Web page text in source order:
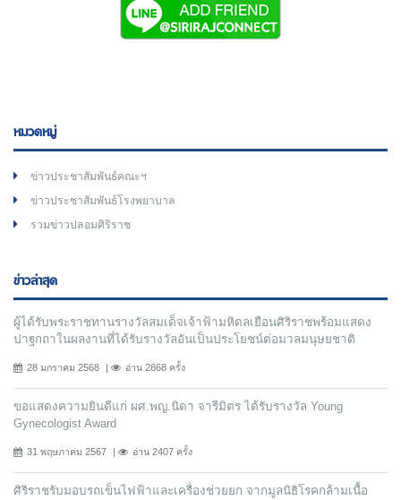
หมวดหมู่
ข่าวประชาสัมพันธ์คณะฯ
ข่าวประชาสัมพันธ์โรงพยาบาล
รวมข่าวปลอมศิริราช
ข่าวล่าสุด
ผู้ได้รับพระราชทานรางวัลสมเด็จเจ้าฟ้ามหิดลเยือนศิริราชพร้อมแสดง
ปาฐกถาในผลงานที่ได้รับรางวัลอันเป็นประโยชน์ต่อมวลมนุษยชาติ
28 มกราคม 2568 อ่าน 2868 ครั้ง
ขอแสดงความยินดีแก่ ผศ.พญ.นิดา จารีมิตร ได้รับรางวัล Young
Gynecologist Award
31 พฤษภาคม 2567 อ่าน 2407 ครั้ง
ศิริราชรับมอบรถเข็นไฟฟ้าและเครื่องช่วยยก จากมูลนิธิโรคกล้ามเนื้อ